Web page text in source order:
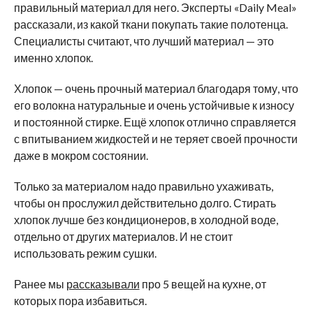
правильный материал для него. Эксперты «Daily Meal»
рассказали, из какой ткани покупать такие полотенца.
Специалисты считают, что лучший материал — это
именно хлопок.
Хлопок — очень прочный материал благодаря тому, что
его волокна натуральные и очень устойчивые к износу
и постоянной стирке. Ещё хлопок отлично справляется
с впитыванием жидкостей и не теряет своей прочности
даже в мокром состоянии.
Только за материалом надо правильно ухаживать,
чтобы он прослужил действительно долго. Стирать
хлопок лучше без кондиционеров, в холодной воде,
отдельно от других материалов. И не стоит
использовать режим сушки.
Ранее мы рассказывали про 5 вещей на кухне, от
которых пора избавиться.